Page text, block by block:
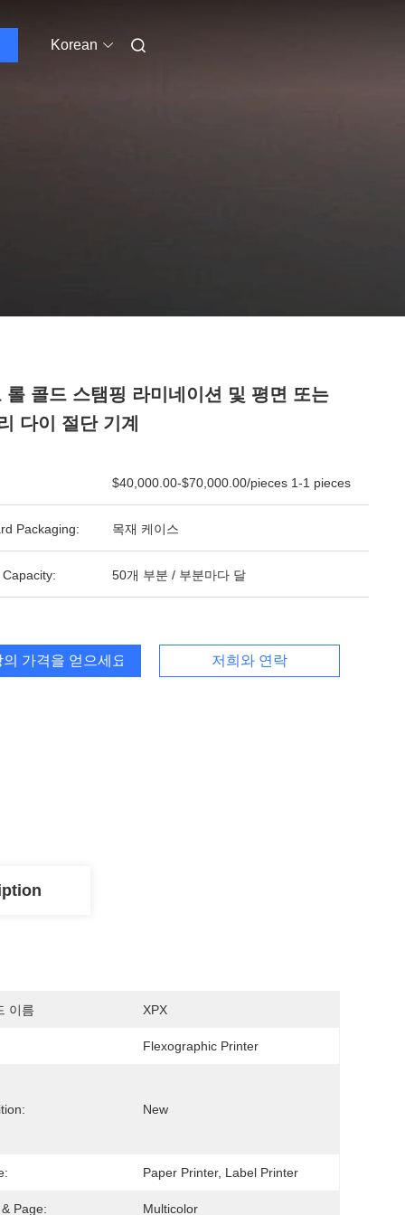
Korean
롤 콜드 스탬핑 라미네이션 및 평면 또는
다이 절단 기계
$40,000.00-$70,000.00/pieces 1-1 pieces
Packaging: 목재 케이스
50개 부분 / 부분마다 달
가격을 얻으세요 저희와 연락
이름 XPX
Flexographic Printer
New
Paper Printer, Label Printer
Page: Multicolor